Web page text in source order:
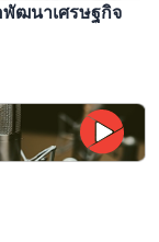
พัฒนาเศรษฐกิจ